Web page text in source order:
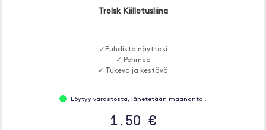
Trolsk Kiillotusliina
✓Puhdista näyttösi
✓ Pehmeä
✓ Tukeva ja kestävä
Löytyy varastosta, lähetetään maananta..
1.50 €